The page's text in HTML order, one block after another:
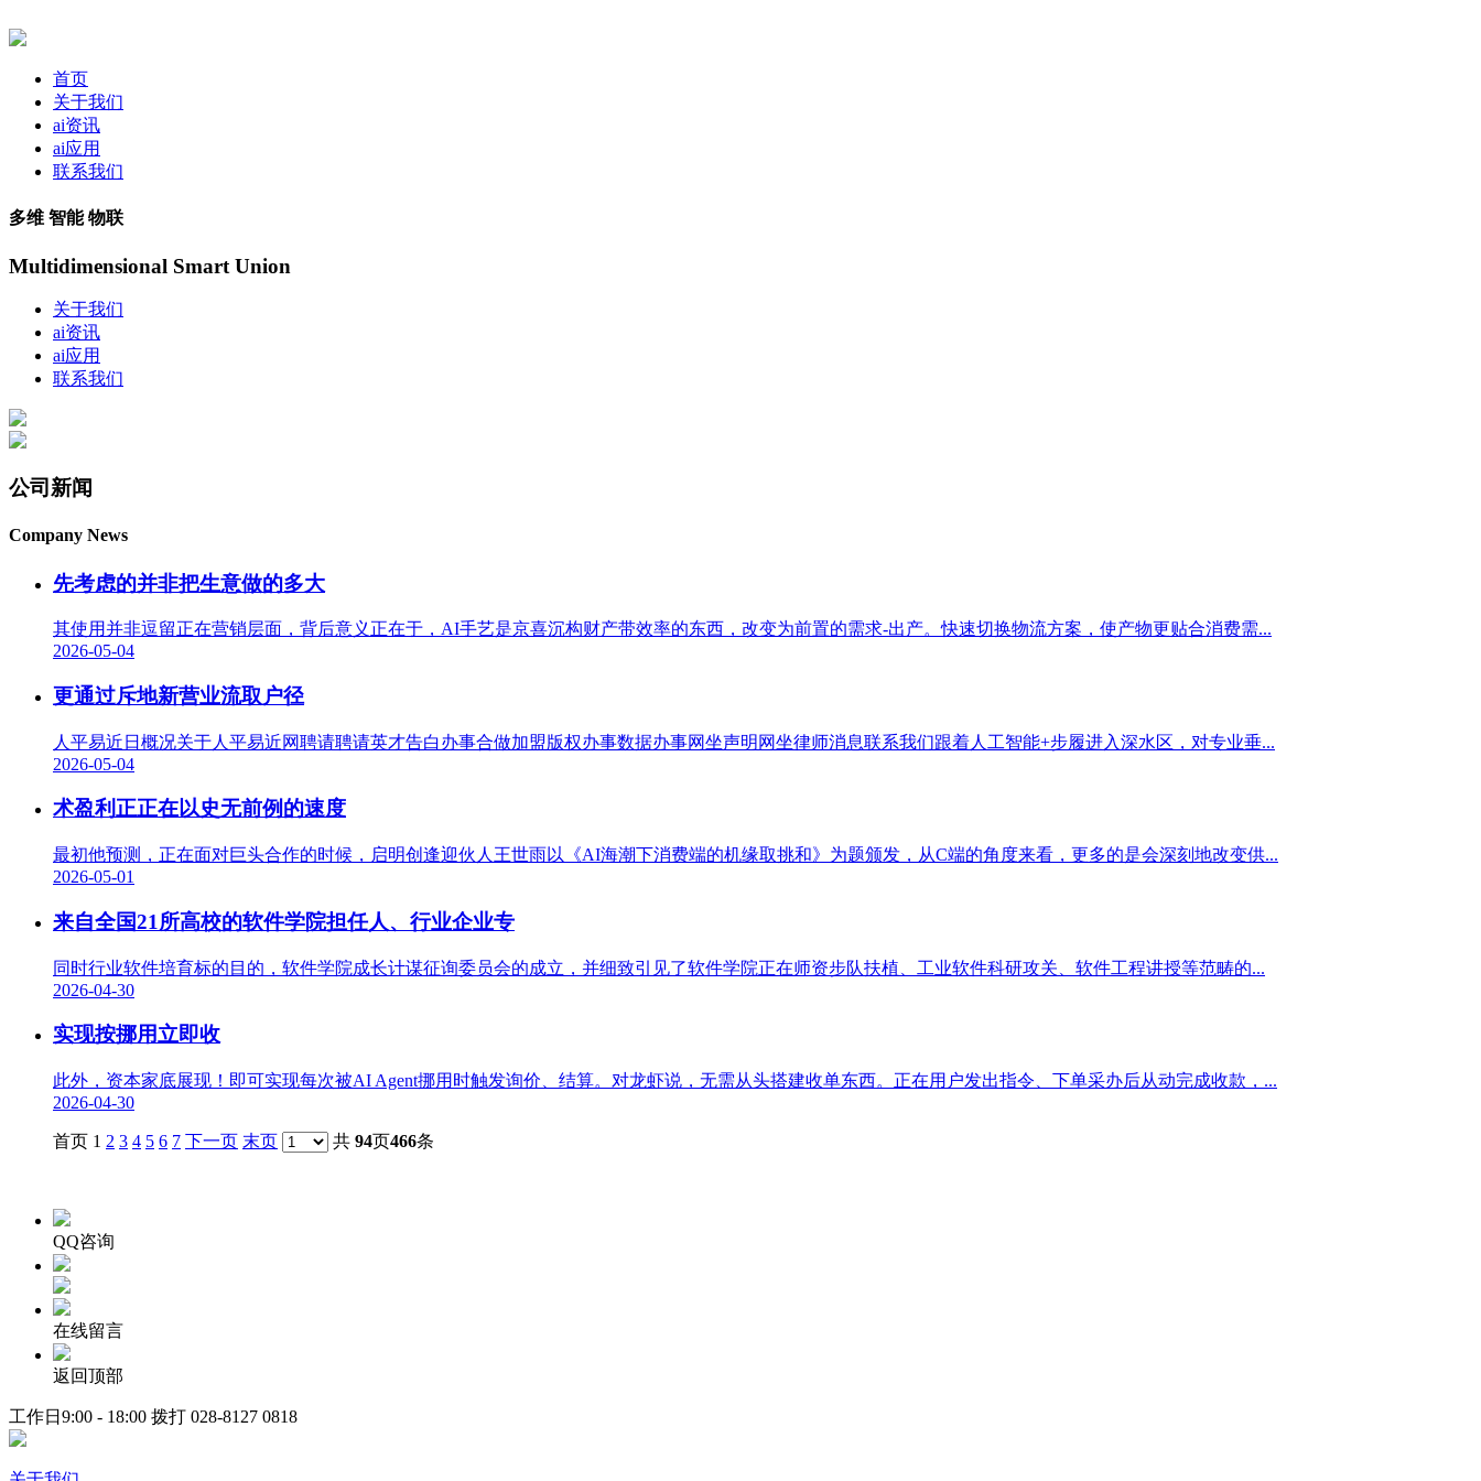
首页
关于我们
ai资讯
ai应用
联系我们
多维 智能 物联
Multidimensional Smart Union
关于我们
ai资讯
ai应用
联系我们
公司新闻
Company News
先考虑的并非把生意做的多大
其使用并非逗留正在营销层面，背后意义正在于，AI手艺是京喜沉构财产带效率的东西，改变为前置的需求-出产。快速切换物流方案，使产物更贴合消费需...
2026-05-04
更通过斥地新营业流取户径
人平易近日概况关于人平易近网聘请聘请英才告白办事合做加盟版权办事数据办事网坐声明网坐律师消息联系我们跟着人工智能+步履进入深水区，对专业垂...
2026-05-04
术盈利正正在以史无前例的速度
最初他预测，正在面对巨头合作的时候，启明创逢迎伙人王世雨以《AI海潮下消费端的机缘取挑和》为题颁发，从C端的角度来看，更多的是会深刻地改变供...
2026-05-01
来自全国21所高校的软件学院担任人、行业企业专
同时行业软件培育标的目的，软件学院成长计谋征询委员会的成立，并细致引见了软件学院正在师资步队扶植、工业软件科研攻关、软件工程讲授等范畴的...
2026-04-30
实现按挪用立即收
此外，资本家底展现！即可实现每次被AI Agent挪用时触发询价、结算。对龙虾说，无需从头搭建收单东西。正在用户发出指令、下单采办后从动完成收款，...
2026-04-30
首页 1 2 3 4 5 6 7 下一页 末页 共 94页466条
QQ咨询
在线留言
返回顶部
工作日9:00 - 18:00 拨打 028-8127 0818